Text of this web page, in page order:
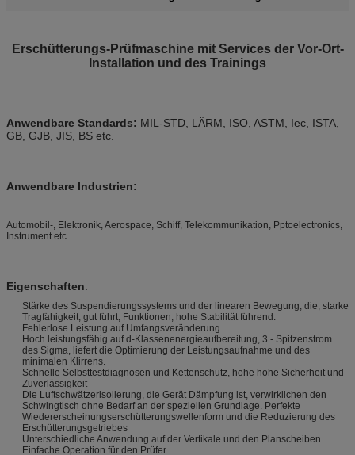
Erschütterungs-Prüfmaschine mit Services der Vor-Ort-
Installation und des Trainings
Anwendbare Standards: MIL-STD, LÄRM, ISO, ASTM, Iec, ISTA,
GB, GJB, JIS, BS etc.
Anwendbare Industrien:
Automobil-, Elektronik, Aerospace, Schiff, Telekommunikation, Pptoelectronics,
Instrument etc.
Eigenschaften:
Stärke des Suspendierungssystems und der linearen Bewegung, die, starke
Tragfähigkeit, gut führt, Funktionen, hohe Stabilität führend.
Fehlerlose Leistung auf Umfangsveränderung.
Hoch leistungsfähig auf d-Klassenenergieaufbereitung, 3 - Spitzenstrom
des Sigma, liefert die Optimierung der Leistungsaufnahme und des
minimalen Klirrens.
Schnelle Selbsttestdiagnosen und Kettenschutz, hohe hohe Sicherheit und
Zuverlässigkeit
Die Luftschwätzerisolierung, die Gerät Dämpfung ist, verwirklichen den
Schwingtisch ohne Bedarf an der speziellen Grundlage. Perfekte
Wiedererscheinungserschütterungswellenform und die Reduzierung des
Erschütterungsgetriebes
Unterschiedliche Anwendung auf der Vertikale und den Planscheiben.
Einfache Operation für den Prüfer.